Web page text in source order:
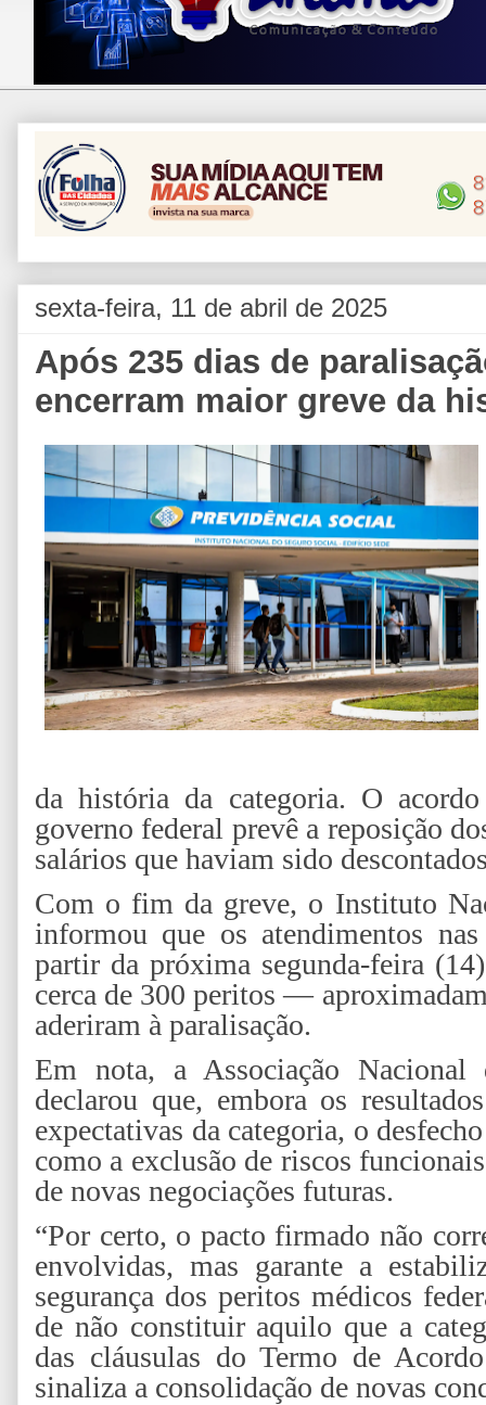
sexta-feira, 11 de abril de 2025
Após 235 dias de
encerram maior greve da
da história da categoria. O
governo federal prevê a reposição
salários que haviam sido
Com o fim da greve, o Instituto
informou que os atendimentos
partir da próxima segunda-feira
cerca de 300 peritos —
aderiram à paralisação.
Em nota, a Associação
declarou que, embora os
expectativas da categoria, o
como a exclusão de riscos
de novas negociações futuras.
“Por certo, o pacto firmado não
envolvidas, mas garante a
segurança dos peritos médicos
de não constituir aquilo que a
das cláusulas do Termo de
sinaliza a consolidação de novas